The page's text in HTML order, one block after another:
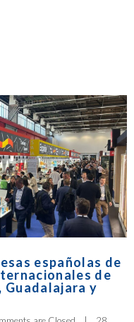
españolas de
de
Guadalajara y